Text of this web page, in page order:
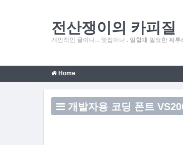
전산쟁이의 카피질
개인적인 글이나... 맛집이나.. 일할때 필요한 짜
Home
개발자용 코딩 폰트